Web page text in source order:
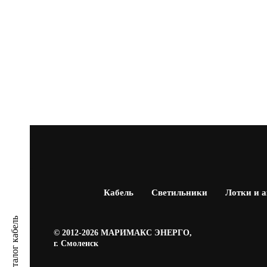
Каталог кабель
Кабель Светильники Лотки и
© 2012-2026 МАРИМАКС ЭНЕРГО,
г. Смоленск